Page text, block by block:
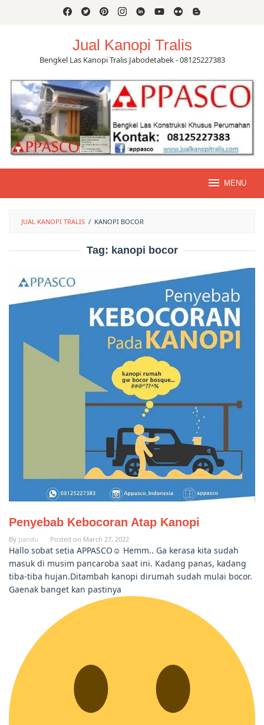
Jual Kanopi Tralis
Bengkel Las Kanopi Tralis Jabodetabek - 08125227383
MENU
JUAL KANOPI TRALIS / KANOPI BOCOR
Tag: kanopi bocor
Penyebab Kebocoran Atap Kanopi
By pandu Posted on March 27, 2022
Hallo sobat setia APPASCO☺ Hemm.. Ga kerasa kita sudah
masuk di musim pancaroba saat ini. Kadang panas, kadang
tiba-tiba hujan.Ditambah kanopi dirumah sudah mulai bocor.
Gaenak banget kan pastinya